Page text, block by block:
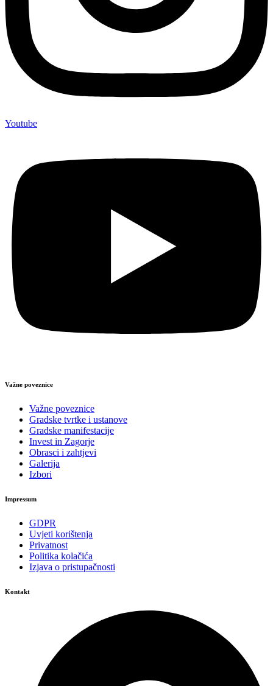
Youtube
Važne poveznice
Važne poveznice
Gradske tvrtke i ustanove
Gradske manifestacije
Invest in Zagorje
Obrasci i zahtjevi
Galerija
Izbori
Impressum
GDPR
Uvjeti korištenja
Privatnost
Politika kolačića
Izjava o pristupačnosti
Kontakt